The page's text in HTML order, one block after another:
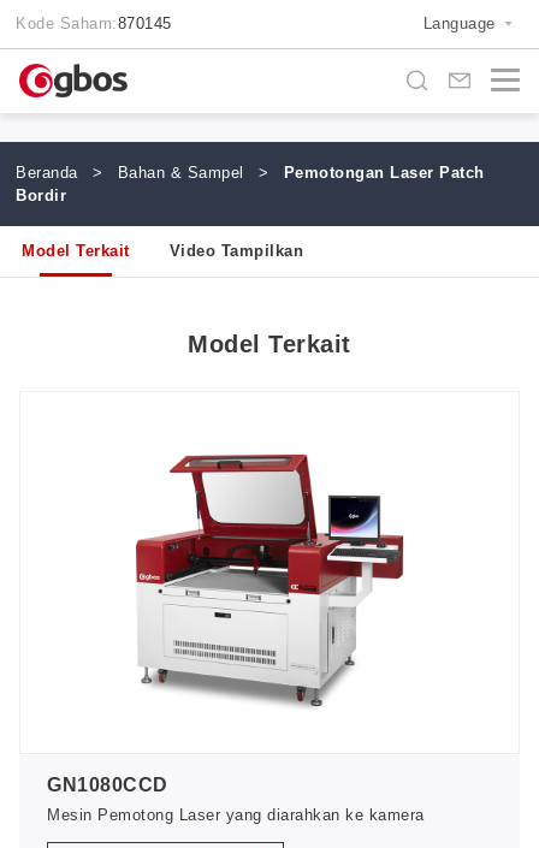
Kode Saham:870145 Language
Beranda > Bahan & Sampel >
Pemotongan Laser Patch
Bordir
Model Terkait Video Tampilkan
Model Terkait
GN1080CCD
Mesin Pemotong Laser yang diarahkan ke kamera